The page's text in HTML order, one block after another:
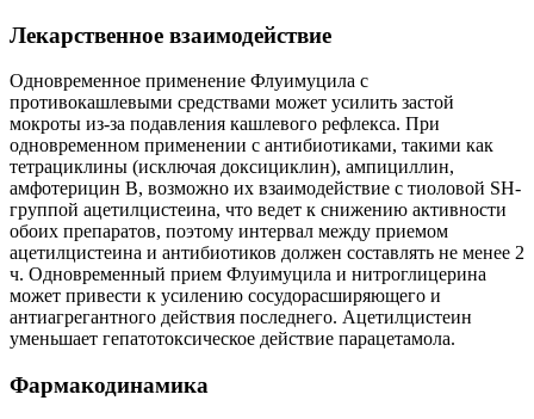
Лекарственное взаимодействие
Одновременное применение Флуимуцила с
противокашлевыми средствами может усилить застой
мокроты из-за подавления кашлевого рефлекса. При
одновременном применении с антибиотиками, такими как
тетрациклины (исключая доксициклин), ампициллин,
амфотерицин В, возможно их взаимодействие с тиоловой SH-
группой ацетилцистеина, что ведет к снижению активности
обоих препаратов, поэтому интервал между приемом
ацетилцистеина и антибиотиков должен составлять не менее 2
ч. Одновременный прием Флуимуцила и нитроглицерина
может привести к усилению сосудорасширяющего и
антиагрегантного действия последнего. Ацетилцистеин
уменьшает гепатотоксическое действие парацетамола.
Фармакодинамика